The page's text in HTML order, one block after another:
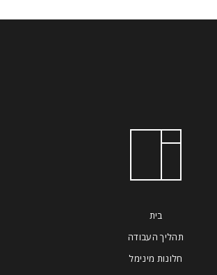
בית
תהליך העבודה
חלונות מינימל